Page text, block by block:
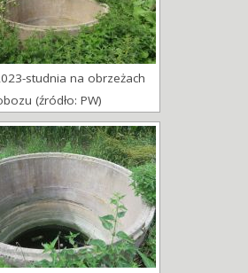
studnia na obrzeżach
(źródło: PW)